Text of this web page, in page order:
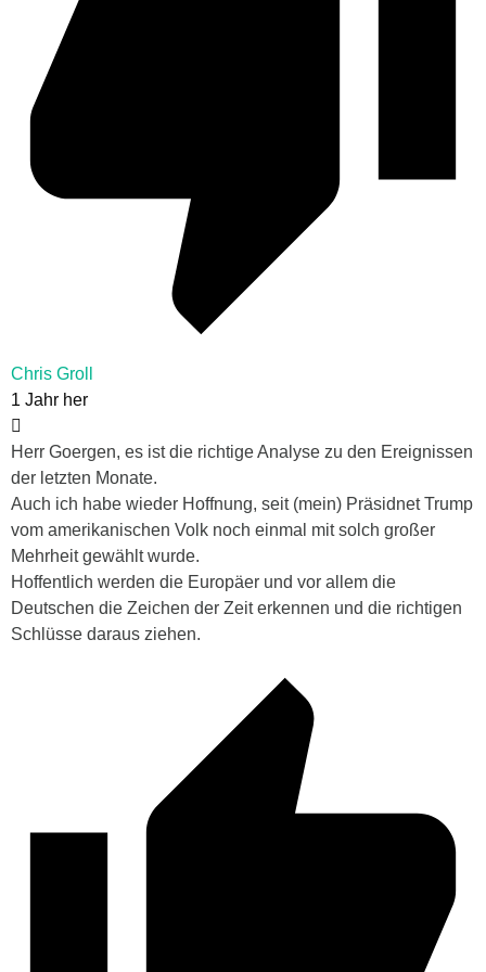
Chris Groll
1 Jahr her
Herr Goergen, es ist die richtige Analyse zu den Ereignissen
der letzten Monate.
Auch ich habe wieder Hoffnung, seit (mein) Präsidnet Trump
vom amerikanischen Volk noch einmal mit solch großer
Mehrheit gewählt wurde.
Hoffentlich werden die Europäer und vor allem die
Deutschen die Zeichen der Zeit erkennen und die richtigen
Schlüsse daraus ziehen.